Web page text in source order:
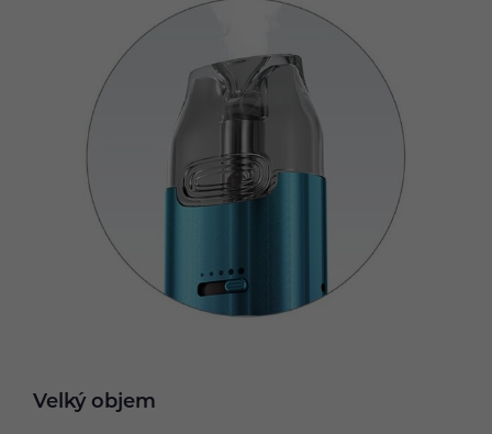
Velký objem